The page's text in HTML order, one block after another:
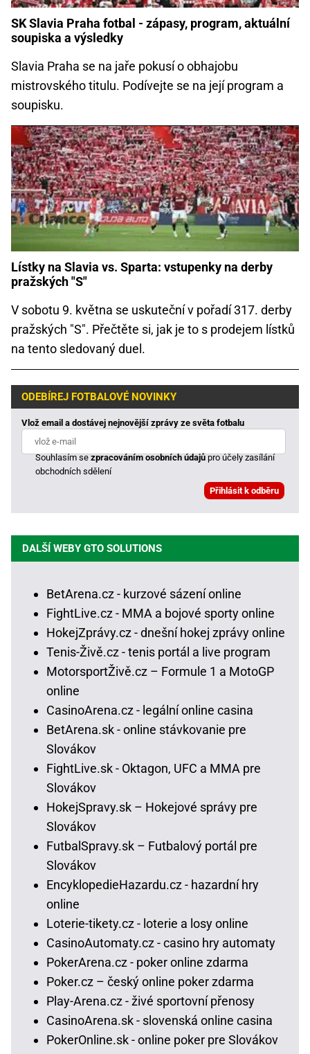
SK Slavia Praha fotbal - zápasy, program, aktuální
soupiska a výsledky
Slavia Praha se na jaře pokusí o obhajobu
mistrovského titulu. Podívejte se na její program a
soupisku.
Lístky na Slavia vs. Sparta: vstupenky na derby
pražských "S"
V sobotu 9. května se uskuteční v pořadí 317. derby
pražských "S". Přečtěte si, jak je to s prodejem lístků
na tento sledovaný duel.
ODEBÍREJ FOTBALOVÉ NOVINKY
Vlož email a dostávej nejnovější zprávy ze světa fotbalu
Souhlasím sezpracováním osobních údajůpro účely zasílání
obchodních sdělení
DALŠÍ WEBY GTO SOLUTIONS
BetArena.cz - kurzové sázení online
FightLive.cz - MMA a bojové sporty online
HokejZprávy.cz - dnešní hokej zprávy online
Tenis-Živě.cz - tenis portál a live program
MotorsportŽivě.cz – Formule 1 a MotoGP
online
CasinoArena.cz - legální online casina
BetArena.sk - online stávkovanie pre
Slovákov
FightLive.sk - Oktagon, UFC a MMA pre
Slovákov
HokejSpravy.sk – Hokejové správy pre
Slovákov
FutbalSpravy.sk – Futbalový portál pre
Slovákov
EncyklopedieHazardu.cz - hazardní hry
online
Loterie-tikety.cz - loterie a losy online
CasinoAutomaty.cz - casino hry automaty
PokerArena.cz - poker online zdarma
Poker.cz – český online poker zdarma
Play-Arena.cz - živé sportovní přenosy
CasinoArena.sk - slovenská online casina
PokerOnline.sk - online poker pre Slovákov